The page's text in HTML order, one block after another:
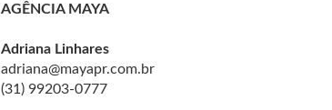
AGÊNCIA MAYA
Adriana Linhares
adriana@mayapr.com.br
(31) 99203-0777